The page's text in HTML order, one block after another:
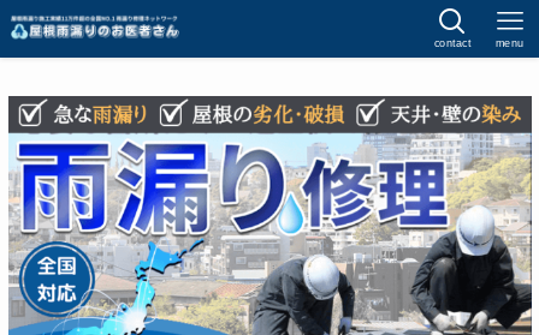
contact menu